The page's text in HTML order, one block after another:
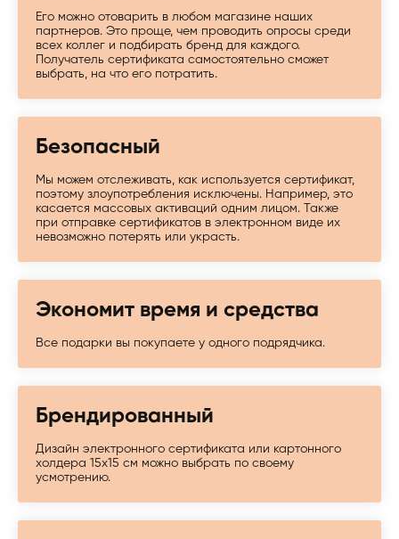
Его можно отоварить в любом магазине наших
партнеров. Это проще, чем проводить опросы среди
всех коллег и подбирать бренд для каждого.
Получатель сертификата самостоятельно сможет
выбрать, на что его потратить.
Безопасный
Мы можем отслеживать, как используется сертификат,
поэтому злоупотребления исключены. Например, это
касается массовых активаций одним лицом. Также
при отправке сертификатов в электронном виде их
невозможно потерять или украсть.
Экономит время и средства
Все подарки вы покупаете у одного подрядчика.
Брендированный
Дизайн электронного сертификата или картонного
холдера 15х15 см можно выбрать по своему
усмотрению.